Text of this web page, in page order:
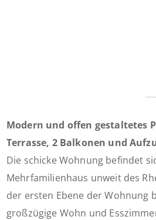
Modern und offen gestaltetes
Terrasse, 2 Balkonen und
Die schicke Wohnung befindet
Mehrfamilienhaus unweit des
der ersten Ebene der Wohnung
großzügige Wohn und